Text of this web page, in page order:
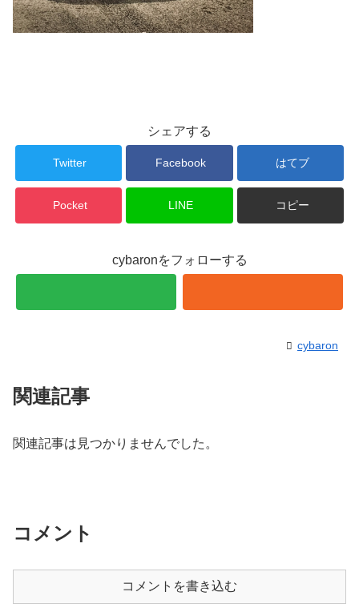
シェアする
Twitter Facebook はてブ
Pocket LINE コピー
cybaronをフォローする
cybaron
関連記事
関連記事は見つかりませんでした。
コメント
コメントを書き込む